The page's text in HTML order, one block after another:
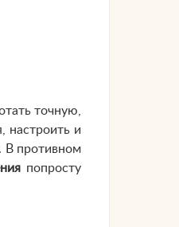
точную,
настроить и
В противном
попросту